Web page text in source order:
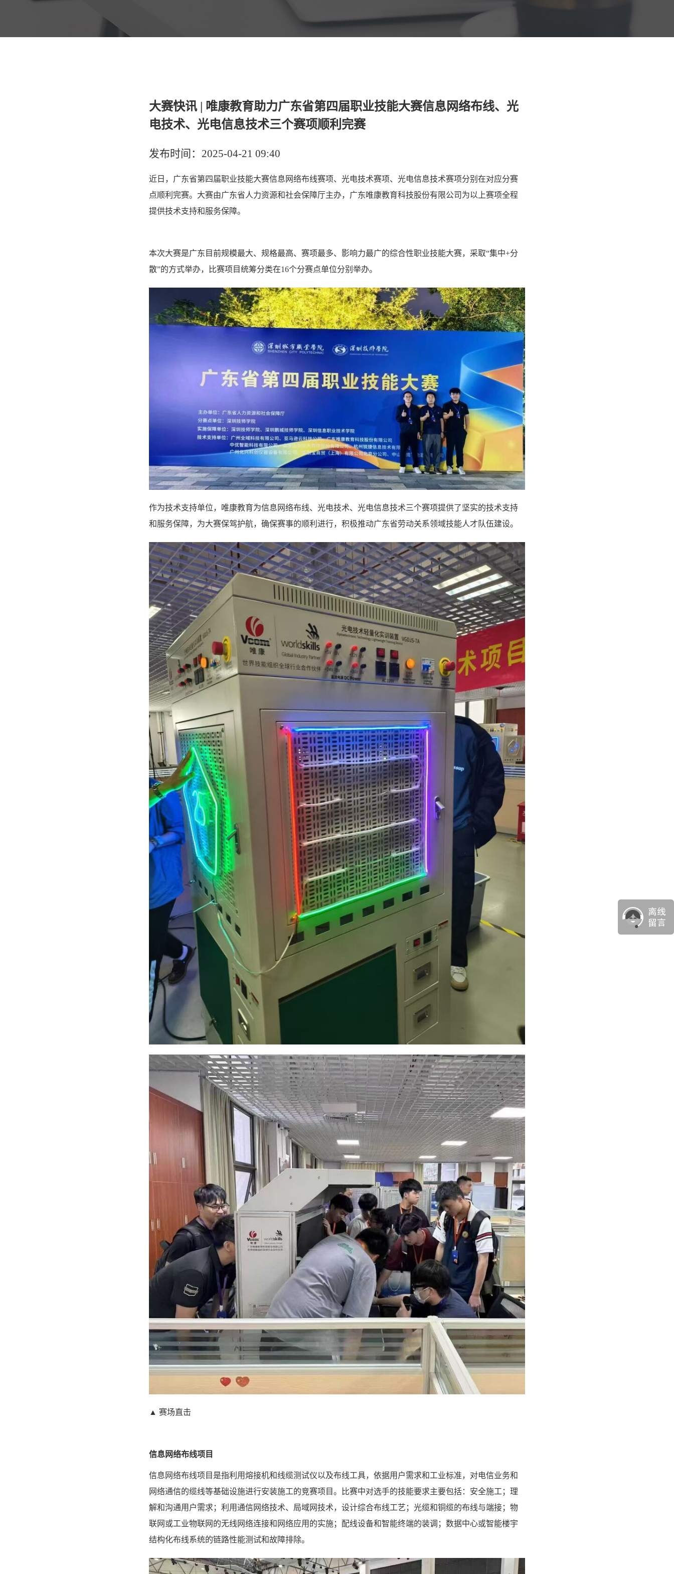
大赛快讯 | 唯康教育助力广东省第四届职业技能大赛信息网络布线、光
电技术、光电信息技术三个赛项顺利完赛
发布时间：2025-04-21 09:40
近日，广东省第四届职业技能大赛信息网络布线赛项、光电技术赛项、光电信息技术赛项分别在对应分赛
点顺利完赛。大赛由广东省人力资源和社会保障厅主办，广东唯康教育科技股份有限公司为以上赛项全程
提供技术支持和服务保障。
本次大赛是广东目前规模最大、规格最高、赛项最多、影响力最广的综合性职业技能大赛，采取“集中+分
散”的方式举办，比赛项目统筹分类在16个分赛点单位分别举办。
作为技术支持单位，唯康教育为信息网络布线、光电技术、光电信息技术三个赛项提供了坚实的技术支持
和服务保障，为大赛保驾护航，确保赛事的顺利进行，积极推动广东省劳动关系领域技能人才队伍建设。
▲ 赛场直击
信息网络布线项目
信息网络布线项目是指利用熔接机和线缆测试仪以及布线工具，依据用户需求和工业标准，对电信业务和
网络通信的缆线等基础设施进行安装施工的竞赛项目。比赛中对选手的技能要求主要包括：安全施工；理
解和沟通用户需求；利用通信网络技术、局域网技术，设计综合布线工艺；光缆和铜缆的布线与端接；物
联网或工业物联网的无线网络连接和网络应用的实施；配线设备和智能终端的装调；数据中心或智能楼宇
结构化布线系统的链路性能测试和故障排除。